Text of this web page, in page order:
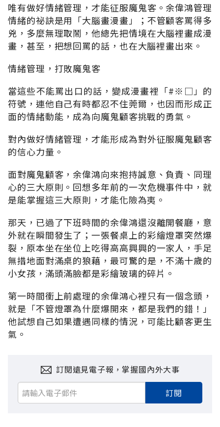
唯有做好情緒管理，才能征服魔鬼客。余偉鴻管理
情緒的祕訣是用「大腦畫漫畫」；不管顧客罵得多
兇，多麼無理取鬧，他總先把情境在大腦裡畫成漫
畫，甚至，把想回罵的話，也在大腦裡畫出來。
情緒管理，打敗魔鬼客
當這些不能罵出口的話，變成漫畫裡「#※□」的
符號，連他自己有時都忍不住莞爾，也因而形成正
面的情緒動能，成為向魔鬼顧客挑戰的勇氣。
對內做好情緒管理，才能形成為對外征服魔鬼顧客
的信心力量。
面對魔鬼顧客，余偉鴻向來抱持誠意、負責、同理
心的三大原則。回想多年前的一次危機事件中，就
是能掌握這三大原則，才能化險為夷。
那天，已過了下班時間的余偉鴻還沒離開餐廳，意
外就在瞬間發生了；一張餐桌上的彩繪燈罩突然爆
裂，原本坐在坐位上吃得高高興興的一家人，手足
無措地面對滿桌的狼藉，最可驚的是，不滿十歲的
小女孩，滿頭滿臉都是彩繪玻璃的碎片。
第一時間衝上前處理的余偉鴻心裡只有一個念頭，
就是「不管燈罩為什麼爆開來，都是我們的錯！」
他試想自己如果遭遇同樣的情況，可能比顧客更生
氣。
訂閱遠見電子報，掌握國內外大事
訂閱